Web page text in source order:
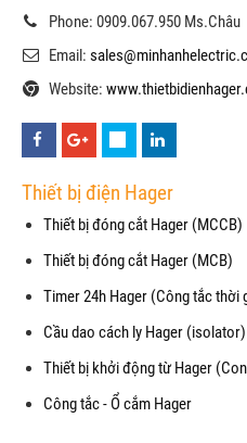
Phone: 0909.067.950 Ms.Châu
Email:
Website:
Thiết bị điện Hager
Thiết bị đóng cắt Hager (MCCB)
Thiết bị đóng cắt Hager (MCB)
Timer 24h Hager (Công tắc thời
Cầu dao cách ly Hager (isolator)
Thiết bị khởi động từ Hager
Công tắc - Ổ cắm Hager